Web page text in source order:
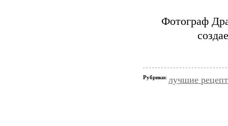
Фотограф
Рубрики: лучшие